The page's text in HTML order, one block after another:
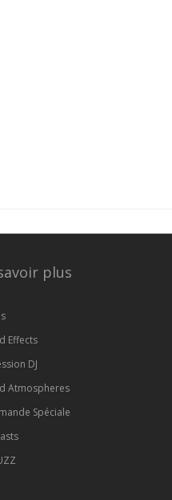
plus
Effects
DJ
Atmospheres
Spéciale